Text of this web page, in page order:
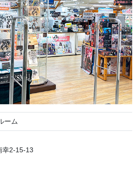
ーム
幸2-15-13